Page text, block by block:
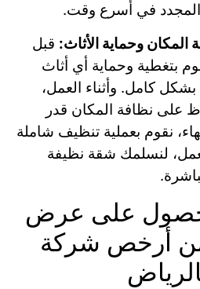
المجدد في أسرع وقت.
المكان وحماية الأثاث: قبل
بتغطية وحماية أي أثاث
كامل. وأثناء العمل،
على نظافة المكان قدر
نقوم بعملية تنظيف شاملة
لنسلمك شقة نظيفة
على عرض
أرخص شركة